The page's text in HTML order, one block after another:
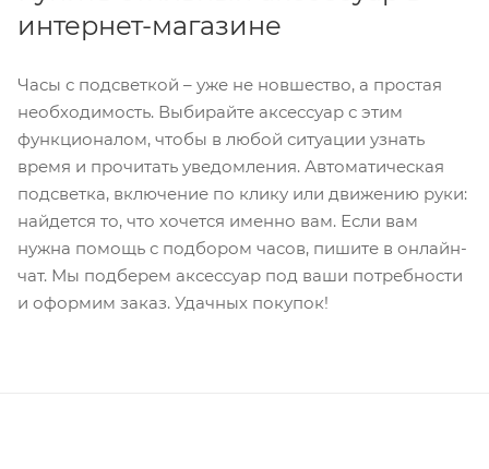
интернет-магазине
Часы с подсветкой – уже не новшество, а простая
необходимость. Выбирайте аксессуар с этим
функционалом, чтобы в любой ситуации узнать
время и прочитать уведомления. Автоматическая
подсветка, включение по клику или движению руки:
найдется то, что хочется именно вам. Если вам
нужна помощь с подбором часов, пишите в онлайн-
чат. Мы подберем аксессуар под ваши потребности
и оформим заказ. Удачных покупок!